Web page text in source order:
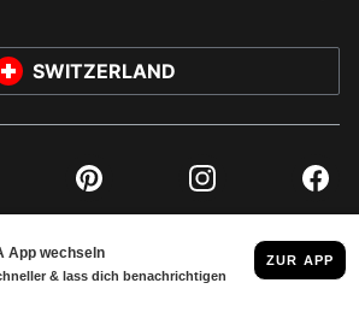
SWITZERLAND
Pinterest Instagram
GMBH, 2026. ALLE RECHTE VORBEHALTEN
IMPRESSUM UND RECHTLICHE HINWEISE